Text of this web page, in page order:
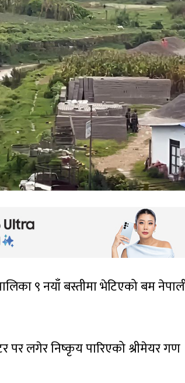
९ नयाँ बस्तीमा भेटिएको बम
पर लगेर निष्कृय पारिएको श्रीमेयर गण